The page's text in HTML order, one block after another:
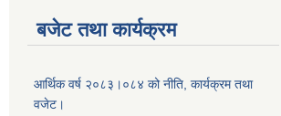
बजेट तथा कार्यक्रम
आर्थिक वर्ष २०८३।०८४ को नीति, कार्यक्रम तथा
वजेट।